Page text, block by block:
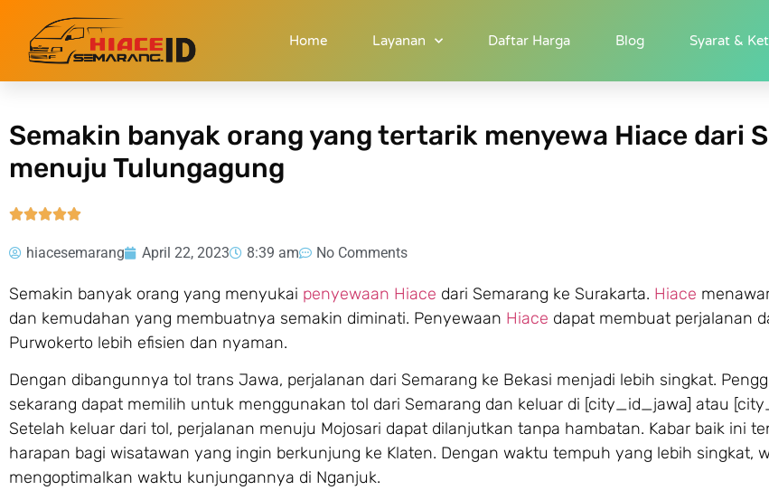
Home Layanan Daftar Harga Blog Syarat &
»Semakin banyak orang yang tertarik menyewa Hiace dari Semarang menuju Tulungagung
Semakin banyak orang yang tertarik menyewa Hiace dari
menuju Tulungagung

hiacesemarang April 22, 2023 8:39 am No Comments
Semakin banyak orang yang menyukai penyewaan Hiace dari Semarang ke Surakarta. Hiace
dan kemudahan yang membuatnya semakin diminati. Penyewaan Hiace dapat membuat perjalanan
Purwokerto lebih efisien dan nyaman.
Dengan dibangunnya tol trans Jawa, perjalanan dari Semarang ke Bekasi menjadi lebih singkat.
sekarang dapat memilih untuk menggunakan tol dari Semarang dan keluar di [city_id_jawa] atau
Setelah keluar dari tol, perjalanan menuju Mojosari dapat dilanjutkan tanpa hambatan. Kabar baik ini
harapan bagi wisatawan yang ingin berkunjung ke Klaten. Dengan waktu tempuh yang lebih singkat,
mengoptimalkan waktu kunjungannya di Nganjuk.